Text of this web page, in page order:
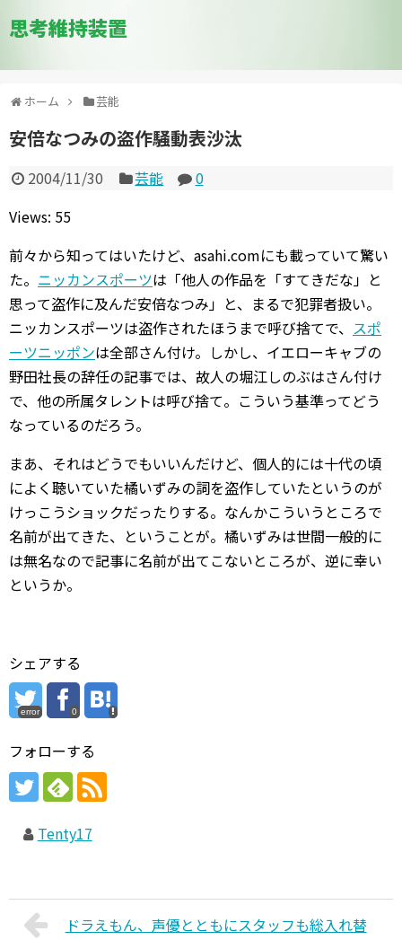
思考維持装置
ホーム 芸能
安倍なつみの盗作騒動表沙汰
2004/11/30 芸能
0
Views: 55
前々から知ってはいたけど、asahi.comにも載っていて驚い
た。 ニッカンスポーツは
他人の作品を「すてきだな」と
思って盗作に及んだ安倍なつみ
と、まるで犯罪者扱い。
ニッカンスポーツは盗作されたほうまで呼び捨てで、 スポ
ーツニッポンは全部さん付け。しかし、イエローキャブの
野田社長の辞任の記事では、故人の堀江しのぶはさん付け
で、他の所属タレントは呼び捨て。こういう基準ってどう
なっているのだろう。
まあ、それはどうでもいいんだけど、個人的には十代の頃
によく聴いていた橘いずみの詞を盗作していたというのが
けっこうショックだったりする。なんかこういうところで
名前が出てきた、ということが。橘いずみは世間一般的に
は無名なので記事に名前が出てこないところが、逆に幸い
というか。
シェアする
error 0
フォローする
Tenty17
ドラえもん、声優とともにスタッフも総入れ替